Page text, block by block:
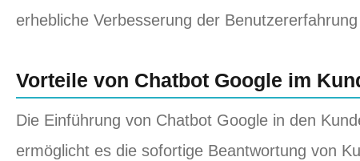
erhebliche Verbesserung der
Vorteile von Chatbot Google im
Die Einführung von Chatbot Google in den
ermöglicht es die sofortige Beantwortung von